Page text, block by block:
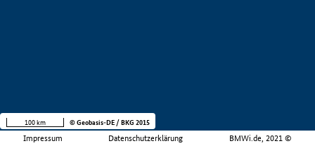
Impressum Datenschutzerklärung BMWi.de, 2021 ©
100 km © Geobasis-DE / BKG 2015